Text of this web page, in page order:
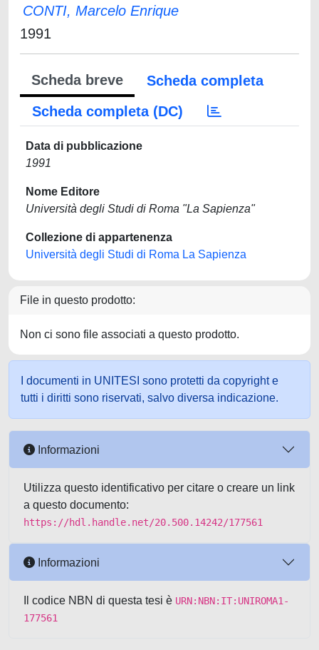
CONTI, Marcelo Enrique
1991
Scheda breve
Scheda completa
Scheda completa (DC)
Data di pubblicazione
1991
Nome Editore
Università degli Studi di Roma "La Sapienza"
Collezione di appartenenza
Università degli Studi di Roma La Sapienza
File in questo prodotto:
Non ci sono file associati a questo prodotto.
I documenti in UNITESI sono protetti da copyright e
tutti i diritti sono riservati, salvo diversa indicazione.
Informazioni
Utilizza questo identificativo per citare o creare un link
a questo documento:
https://hdl.handle.net/20.500.14242/177561
Informazioni
Il codice NBN di questa tesi è URN:NBN:IT:UNIROMA1-
177561